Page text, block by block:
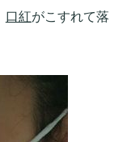
口紅がこすれて落